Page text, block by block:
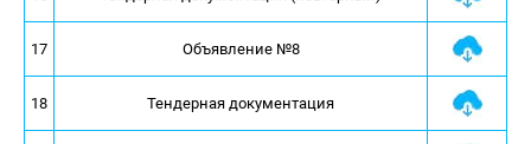
17 Объявление №8
18 Тендерная документация